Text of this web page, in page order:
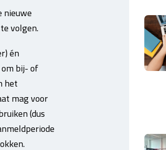
nieuwe
volgen.
én
bij- of
het
mag voor
(dus